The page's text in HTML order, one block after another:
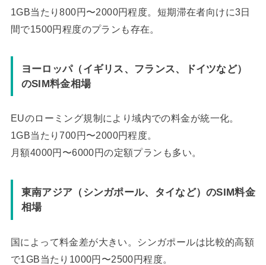
1GB当たり800円〜2000円程度。短期滞在者向けに3日
間で1500円程度のプランも存在。
ヨーロッパ（イギリス、フランス、ドイツなど）
のSIM料金相場
EUのローミング規制により域内での料金が統一化。
1GB当たり700円〜2000円程度。
月額4000円〜6000円の定額プランも多い。
東南アジア（シンガポール、タイなど）のSIM料金
相場
国によって料金差が大きい。シンガポールは比較的高額
で1GB当たり1000円〜2500円程度。